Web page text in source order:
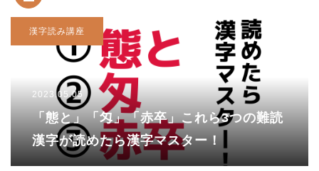
漢字読み講座
2023.05.05
「態と」「匁」「赤卒」これら3つの難読
漢字が読めたら漢字マスター！